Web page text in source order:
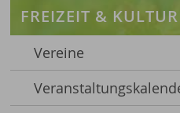
FREIZEIT & KULTUR
Vereine